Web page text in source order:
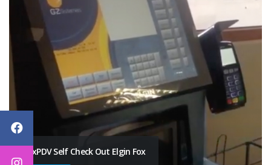
FlexPDV Self Check Out Elgin Fox